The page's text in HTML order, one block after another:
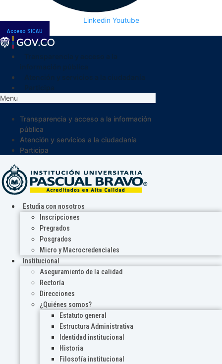
Linkedin Youtube
Acceso SICAU
Menu
Transparencia y acceso a la información
pública
Atención y servicios a la ciudadanía
Participa
Estudia con nosotros
Inscripciones
Pregrados
Posgrados
Micro y Macrocredenciales
Institucional
Aseguramiento de la calidad
Rectoría
Direcciones
¿Quiénes somos?
Estatuto general
Estructura Administrativa
Identidad institucional
Historia
Filosofía institucional